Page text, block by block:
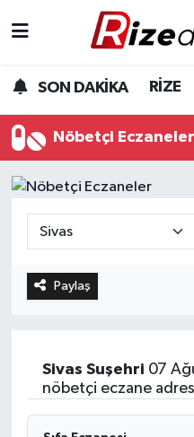
SON DAKİKA RİZE
Nöbetçi Eczaneler
Paylaş
Sivas Suşehri 07
nöbetçi eczane
Gündem
Yurttan Haberler
Teknoloji
Sağlık
Rize Hava Durumu
Rize Trafik
Tüm Manşetler
Son Dakika Haberleri